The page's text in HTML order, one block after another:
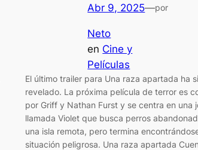
Abr 9, 2025—por
Neto
en Cine y
Películas
El último trailer para Una raza apartada ha
revelado. La próxima película de terror es
por Griff y Nathan Furst y se centra en una
llamada Violet que busca perros
una isla remota, pero termina
situación peligrosa. Una raza apartada